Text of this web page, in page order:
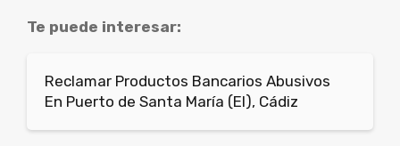
Te puede interesar:
Reclamar Productos Bancarios Abusivos
En Puerto de Santa María (El), Cádiz